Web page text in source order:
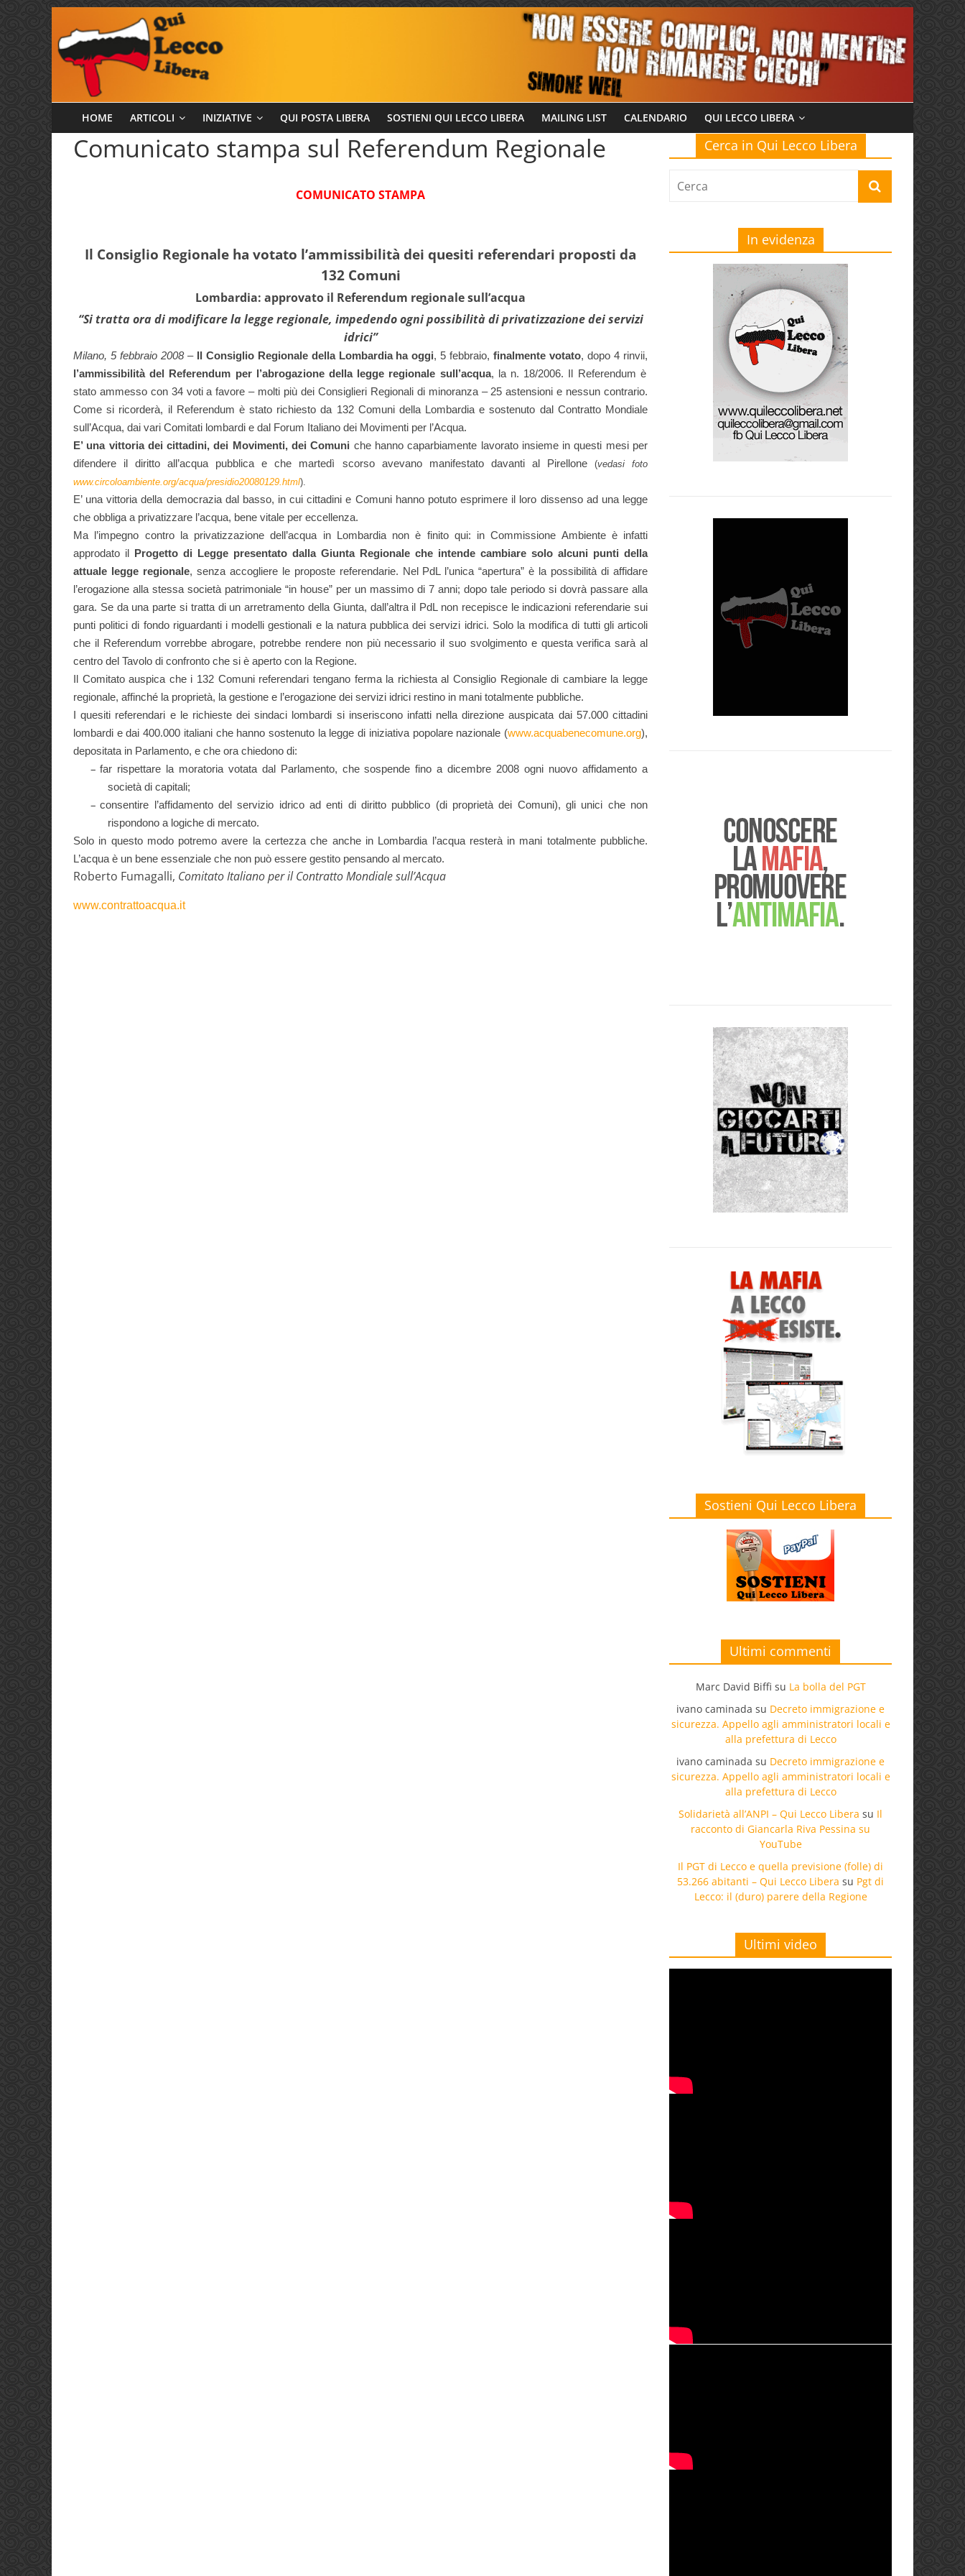
contenuto
Qui
Lecco
HOME ARTICOLI INIZIATIVE QUI POSTA LIBERA SOSTIENI QUI LECCO LIBERA MAILING LIST CALENDARIO QUI LECCO LIBERA
Comunicato stampa sul Referendum Regionale
COMUNICATO STAMPA
Il Consiglio Regionale ha votato l’ammissibilità dei quesiti referendari proposti da
132 Comuni
Lombardia: approvato il Referendum regionale sull’acqua
“Si tratta ora di modificare la legge regionale, impedendo ogni possibilità di privatizzazione dei servizi
idrici”
Milano, 5 febbraio 2008– Il Consiglio Regionale della Lombardia ha oggi, 5 febbraio, finalmente votato, dopo 4 rinvii,
l’ammissibilità del Referendum per l’abrogazione della legge regionale sull’acqua, la n. 18/2006. Il Referendum è
stato ammesso con 34 voti a favore – molti più dei Consiglieri Regionali di minoranza – 25 astensioni e nessun contrario.
Come si ricorderà, il Referendum è stato richiesto da 132 Comuni della Lombardia e sostenuto dal Contratto Mondiale
sull’Acqua, dai vari Comitati lombardi e dal Forum Italiano dei Movimenti per l’Acqua.
E’ una vittoria dei cittadini, dei Movimenti, dei Comuni che hanno caparbiamente lavorato insieme in questi mesi per
difendere il diritto all’acqua pubblica e che martedì scorso avevano manifestato davanti al Pirellone (vedasi foto
www.circoloambiente.org/acqua/presidio20080129.html).
E’ una vittoria della democrazia dal basso, in cui cittadini e Comuni hanno potuto esprimere il loro dissenso ad una legge
che obbliga a privatizzare l’acqua, bene vitale per eccellenza.
Ma l’impegno contro la privatizzazione dell’acqua in Lombardia non è finito qui: inCommissione Ambiente è infatti
approdato il
Progetto di Legge presentato dalla Giunta Regionale che intende cambiare solo alcuni punti della
attuale legge regionale, senza accogliere le proposte referendarie. Nel PdL l’unica “apertura” è la possibilità di affidare
l’erogazione alla stessa società patrimoniale “in house” per un massimo di 7 anni; dopo tale periodo si dovrà passare alla
gara. Se da una parte si tratta di un arretramento della Giunta, dall’altra il PdL non recepisce le indicazioni referendarie sui
punti politici di fondo riguardanti i modelli gestionali e la natura pubblica dei servizi idrici. Solo la modifica di tutti gli articoli
che il Referendum vorrebbe abrogare, potrebbe rendere non più necessario il suo svolgimento e questa verifica sarà al
centro del Tavolo di confronto che si è aperto con la Regione.
Il Comitato auspica che i 132 Comuni referendari tengano ferma la richiesta al Consiglio Regionale di cambiare la legge
regionale, affinché la proprietà, la gestione e l’erogazione dei servizi idrici restino in mani totalmente pubbliche.
I quesiti referendari e le richieste dei sindaci lombardi si inseriscono infatti nella direzione auspicata dai 57.000 cittadini
lombardi e dai 400.000 italiani che hanno sostenuto la legge di iniziativa popolare nazionale (www.acquabenecomune.org),
depositata in Parlamento, e che ora chiedono di:
– far rispettare la moratoria votata dal Parlamento, che sospende fino a dicembre 2008 ogni nuovo affidamento a
società di capitali;
– consentire l’affidamento del servizio idrico ad enti di diritto pubblico (di proprietà dei Comuni), gli unici che non
rispondono a logiche di mercato.
Solo in questo modo potremo avere la certezza che anche in Lombardia l’acqua resterà in mani totalmente pubbliche.
L’acqua è un bene essenziale che non può essere gestito pensando al mercato.
Roberto Fumagalli, Comitato Italiano per il Contratto Mondiale sull’Acqua
www.contrattoacqua.it
Cerca in Qui Lecco Libera
In evidenza
Sostieni Qui Lecco Libera
Ultimi commenti
Marc David Biffi su La bolla del PGT
ivano caminada su Decreto immigrazione e
sicurezza. Appello agli amministratori locali e
alla prefettura di Lecco
ivano caminada su Decreto immigrazione e
sicurezza. Appello agli amministratori locali e
alla prefettura di Lecco
Solidarietà all’ANPI – Qui Lecco Libera su Il
racconto di Giancarla Riva Pessina su
YouTube
Il PGT di Lecco e quella previsione (folle) di
53.266 abitanti – Qui Lecco Libera su Pgt di
Lecco: il (duro) parere della Regione
Ultimi video